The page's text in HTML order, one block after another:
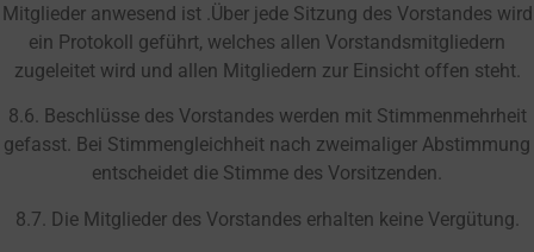
Mitglieder anwesend ist .Über jede Sitzung des Vorstandes wird
ein Protokoll geführt, welches allen Vorstandsmitgliedern
zugeleitet wird und allen Mitgliedern zur Einsicht offen steht.
8.6. Beschlüsse des Vorstandes werden mit Stimmenmehrheit
gefasst. Bei Stimmengleichheit nach zweimaliger Abstimmung
entscheidet die Stimme des Vorsitzenden.
8.7. Die Mitglieder des Vorstandes erhalten keine Vergütung.